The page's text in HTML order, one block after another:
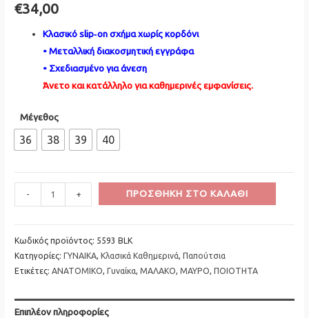
€34,00
Kλασικό slip‑on σχήμα χωρίς κορδόνι
• Μεταλλική διακοσμητική εγγράφα
• Σχεδιασμένο για άνεση
Άνετο και κατάλληλο για καθημερινές εμφανίσεις.
Μέγεθος
36 38 39 40
Quantity
-
Ανατομικό
Γυναικείο
Μοκασίνι
SOFT
SPACE
ποσότητα
Quantity
+ ΠΡΟΣΘΉΚΗ ΣΤΟ ΚΑΛΆΘΙ
Κωδικός προϊόντος: 5593 BLK
Κατηγορίες: ΓΥΝΑΙΚΑ, Κλασικά Καθημερινά, Παπούτσια
Ετικέτες:ΑΝΑΤΟΜΙΚΟ, Γυναίκα,ΜΑΛΑΚΟ,ΜΑΥΡΟ, ΠΟΙΟΤΗΤΑ
Επιπλέον πληροφορίες